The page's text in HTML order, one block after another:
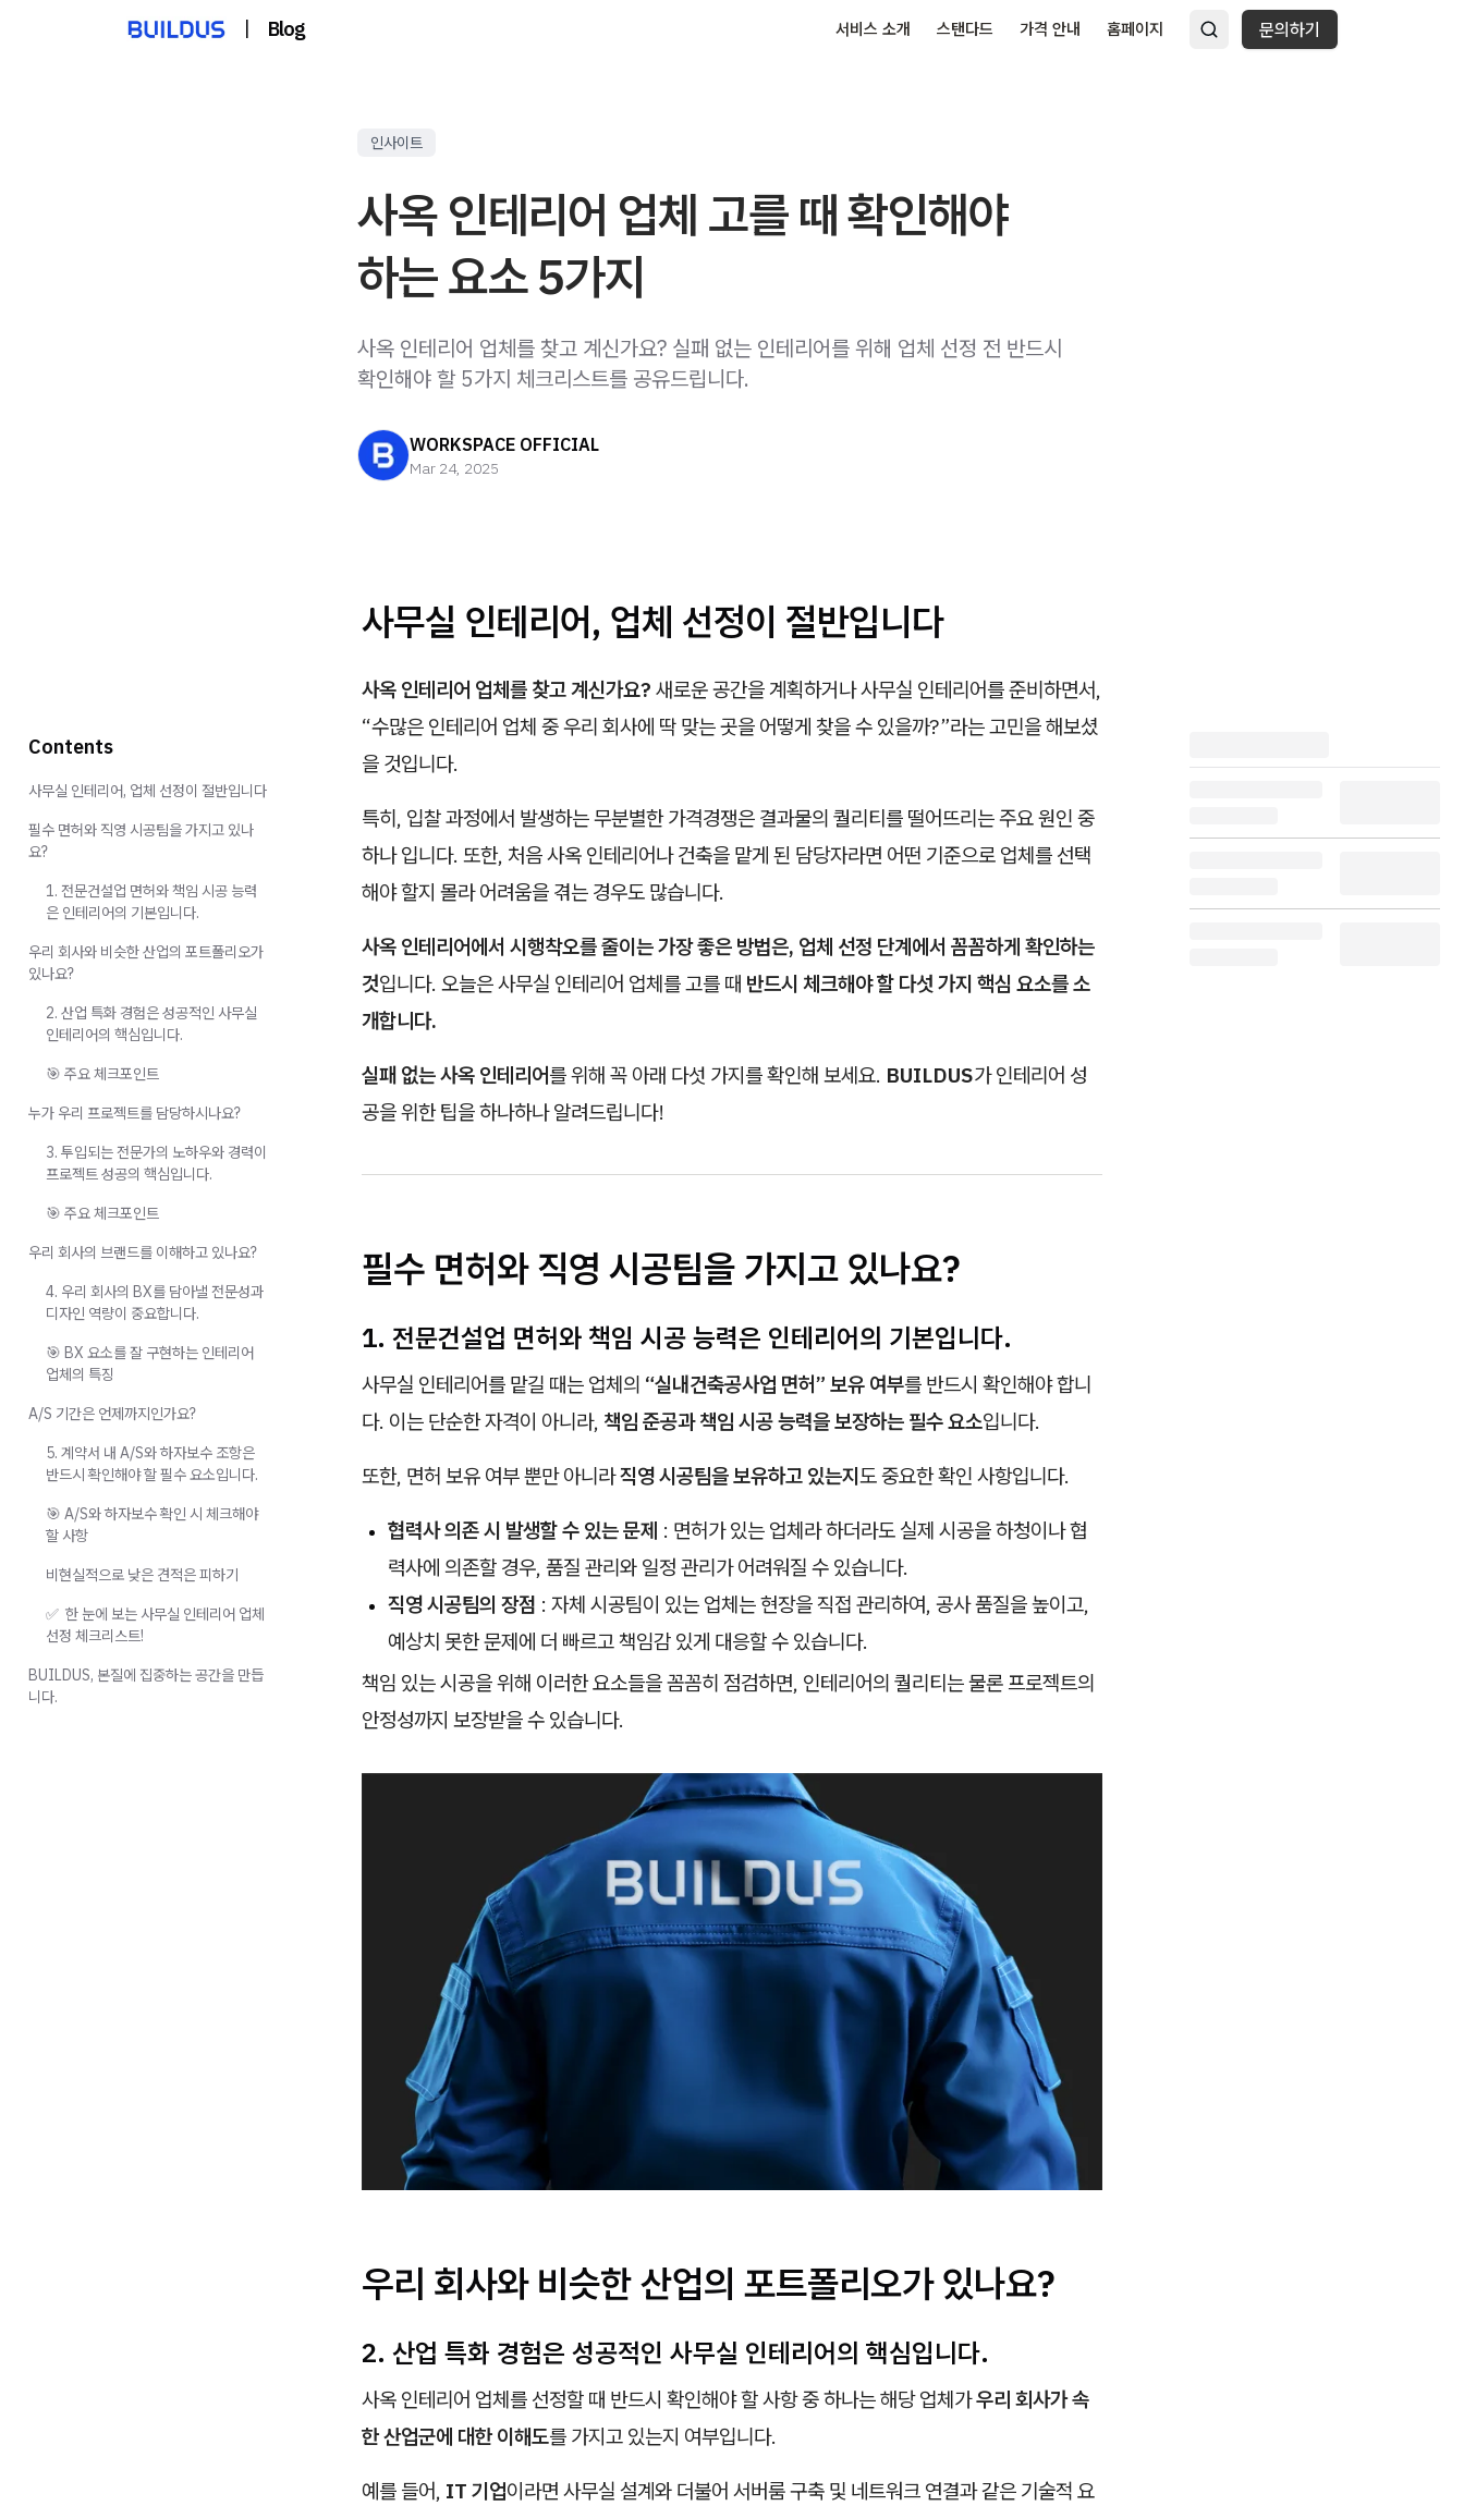
| Blog 서비스 소개 스탠다드 가격 안내 홈페이지 문의하기
인사이트
사옥 인테리어 업체 고를 때 확인해야
하는 요소 5가지
사옥 인테리어 업체를 찾고 계신가요? 실패 없는 인테리어를 위해 업체 선정 전 반드시
확인해야 할 5가지 체크리스트를 공유드립니다.
WORKSPACE OFFICIAL
Mar 24, 2025
사무실 인테리어, 업체 선정이 절반입니다
사옥 인테리어 업체를 찾고 계신가요? 새로운 공간을 계획하거나 사무실 인테리어를 준비하면서,
“수많은 인테리어 업체 중 우리 회사에 딱 맞는 곳을 어떻게 찾을 수 있을까?”라는 고민을 해보셨
을 것입니다.
특히, 입찰 과정에서 발생하는 무분별한 가격경쟁은 결과물의 퀄리티를 떨어뜨리는 주요 원인 중
하나 입니다. 또한, 처음 사옥 인테리어나 건축을 맡게 된 담당자라면 어떤 기준으로 업체를 선택
해야 할지 몰라 어려움을 겪는 경우도 많습니다.
사옥 인테리어에서 시행착오를 줄이는 가장 좋은 방법은, 업체 선정 단계에서 꼼꼼하게 확인하는
것입니다. 오늘은 사무실 인테리어 업체를 고를 때 반드시 체크해야 할 다섯 가지 핵심 요소를 소
개합니다.
실패 없는 사옥 인테리어를 위해 꼭 아래 다섯 가지를 확인해 보세요. BUILDUS가 인테리어 성
공을 위한 팁을 하나하나 알려드립니다!
필수 면허와 직영 시공팀을 가지고 있나요?
1. 전문건설업 면허와 책임 시공 능력은 인테리어의 기본입니다.
사무실 인테리어를 맡길 때는 업체의 “실내건축공사업 면허” 보유 여부를 반드시 확인해야 합니
다. 이는 단순한 자격이 아니라, 책임 준공과 책임 시공 능력을 보장하는 필수 요소입니다.
또한, 면허 보유 여부 뿐만 아니라직영 시공팀을 보유하고 있는지도 중요한 확인 사항입니다.
협력사 의존 시 발생할 수 있는 문제 : 면허가 있는 업체라 하더라도 실제 시공을 하청이나 협
력사에 의존할 경우, 품질 관리와 일정 관리가 어려워질 수 있습니다.
직영 시공팀의 장점 : 자체 시공팀이 있는 업체는 현장을 직접 관리하여, 공사 품질을 높이고,
예상치 못한 문제에 더 빠르고 책임감 있게 대응할 수 있습니다.
책임 있는 시공을 위해 이러한 요소들을 꼼꼼히 점검하면, 인테리어의 퀄리티는 물론 프로젝트의
안정성까지 보장받을 수 있습니다.
우리 회사와 비슷한 산업의 포트폴리오가 있나요?
2. 산업 특화 경험은 성공적인 사무실 인테리어의 핵심입니다.
사옥 인테리어 업체를 선정할 때 반드시 확인해야 할 사항 중 하나는 해당 업체가우리 회사가 속
한 산업군에 대한 이해도를 가지고 있는지 여부입니다.
예를 들어, IT 기업이라면 사무실 설계와 더불어 서버룸 구축 및 네트워크 연결과 같은 기술적 요
Contents
사무실 인테리어, 업체 선정이 절반입니다
필수 면허와 직영 시공팀을 가지고 있나
요?
1. 전문건설업 면허와 책임 시공 능력
은 인테리어의 기본입니다.
우리 회사와 비슷한 산업의 포트폴리오가
있나요?
2. 산업 특화 경험은 성공적인 사무실
인테리어의 핵심입니다.
🎯 주요 체크포인트
누가 우리 프로젝트를 담당하시나요?
3. 투입되는 전문가의 노하우와 경력이
프로젝트 성공의 핵심입니다.
🎯 주요 체크포인트
우리 회사의 브랜드를 이해하고 있나요?
4. 우리 회사의 BX를 담아낼 전문성과
디자인 역량이 중요합니다.
🎯 BX 요소를 잘 구현하는 인테리어
업체의 특징
A/S 기간은 언제까지인가요?
5. 계약서 내 A/S와 하자보수 조항은
반드시 확인해야 할 필수 요소입니다.
🎯 A/S와 하자보수 확인 시 체크해야
할 사항
비현실적으로 낮은 견적은 피하기
✅ 한 눈에 보는 사무실 인테리어 업체
선정 체크리스트!
BUILDUS, 본질에 집중하는 공간을 만듭
니다.